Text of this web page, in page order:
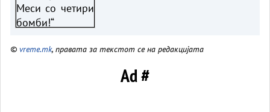
© vreme.mk, правата за текстот се на редакцијата
Ad #